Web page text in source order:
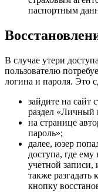
паспортным
В случае утери
пользователю
логина и пароля. Это
зайдите на сайт
раздел «Личный
на странице
пароль»;
далее, юзер
доступа, где ему
учетной записи,
также разгадать
кнопку